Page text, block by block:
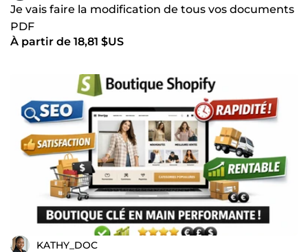
spécifique ? Mise en page, Excel avancé, design ou
organisation de données ? Discutons de votre projet. 📩
Contactez-moi dès maintenant et donnons une nouvelle
dimension à vos supports professionnels.
Je vais faire la modification de tous vos documents
PDF
À partir de 18,81 $US
KATHY_DOC